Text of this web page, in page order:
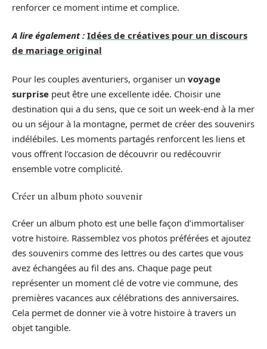
renforcer ce moment intime et complice.
A lire également : Idées de créatives pour un discours
de mariage original
Pour les couples aventuriers, organiser un voyage
surprise peut être une excellente idée. Choisir une
destination qui a du sens, que ce soit un week-end à la mer
ou un séjour à la montagne, permet de créer des souvenirs
indélébiles. Les moments partagés renforcent les liens et
vous offrent l’occasion de découvrir ou redécouvrir
ensemble votre complicité.
Créer un album photo souvenir
Créer un album photo est une belle façon d’immortaliser
votre histoire. Rassemblez vos photos préférées et ajoutez
des souvenirs comme des lettres ou des cartes que vous
avez échangées au fil des ans. Chaque page peut
représenter un moment clé de votre vie commune, des
premières vacances aux célébrations des anniversaires.
Cela permet de donner vie à votre histoire à travers un
objet tangible.